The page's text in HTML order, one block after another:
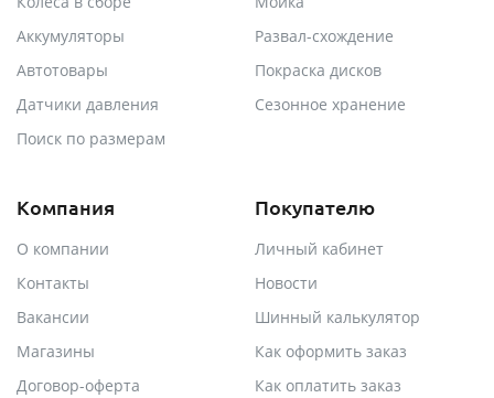
Аккумуляторы
Автотовары
Датчики давления
Поиск по размерам
Развал-схождение
Покраска дисков
Сезонное хранение
Компания
О компании
Контакты
Вакансии
Магазины
Договор-оферта
Покупателю
Личный кабинет
Новости
Шинный калькулятор
Как оформить заказ
Как оплатить заказ